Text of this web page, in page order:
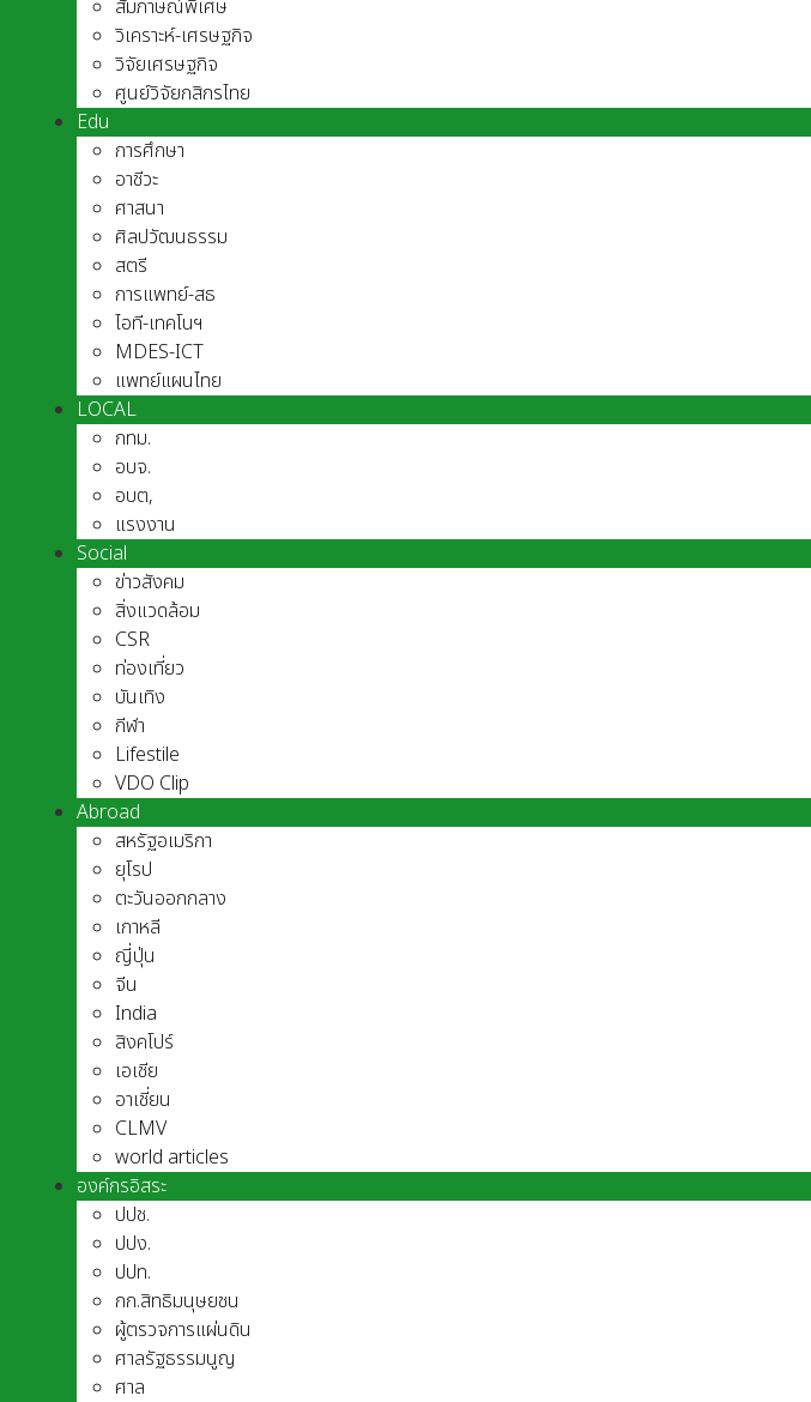
สัมภาษณ์พิเศษ
วิเคราะห์-เศรษฐกิจ
วิจัยเศรษฐกิจ
ศูนย์วิจัยกสิกรไทย
Edu
การศึกษา
อาชีวะ
ศาสนา
ศิลปวัฒนธรรม
สตรี
การแพทย์-สธ
ไอที-เทคโนฯ
MDES-ICT
แพทย์แผนไทย
LOCAL
กทม.
อบจ.
อบต,
แรงงาน
Social
ข่าวสังคม
สิ่งแวดล้อม
CSR
ท่องเที่ยว
บันเทิง
กีฬา
Lifestile
VDO Clip
Abroad
สหรัฐอเมริกา
ยุโรป
ตะวันออกกลาง
เกาหลี
ญี่ปุ่น
จีน
India
สิงคโปร์
เอเชีย
อาเชี่ยน
CLMV
world articles
องค์กรอิสระ
ปปช.
ปปง.
ปปท.
กก.สิทธิมนุษยชน
ผู้ตรวจการแผ่นดิน
ศาลรัฐธรรมนูญ
ศาล